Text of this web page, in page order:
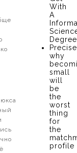
With
A
why
small
will
be
the
worst
thing
for
the
profile